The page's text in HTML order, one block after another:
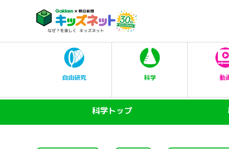
自由研究 科学 動
科学トップ